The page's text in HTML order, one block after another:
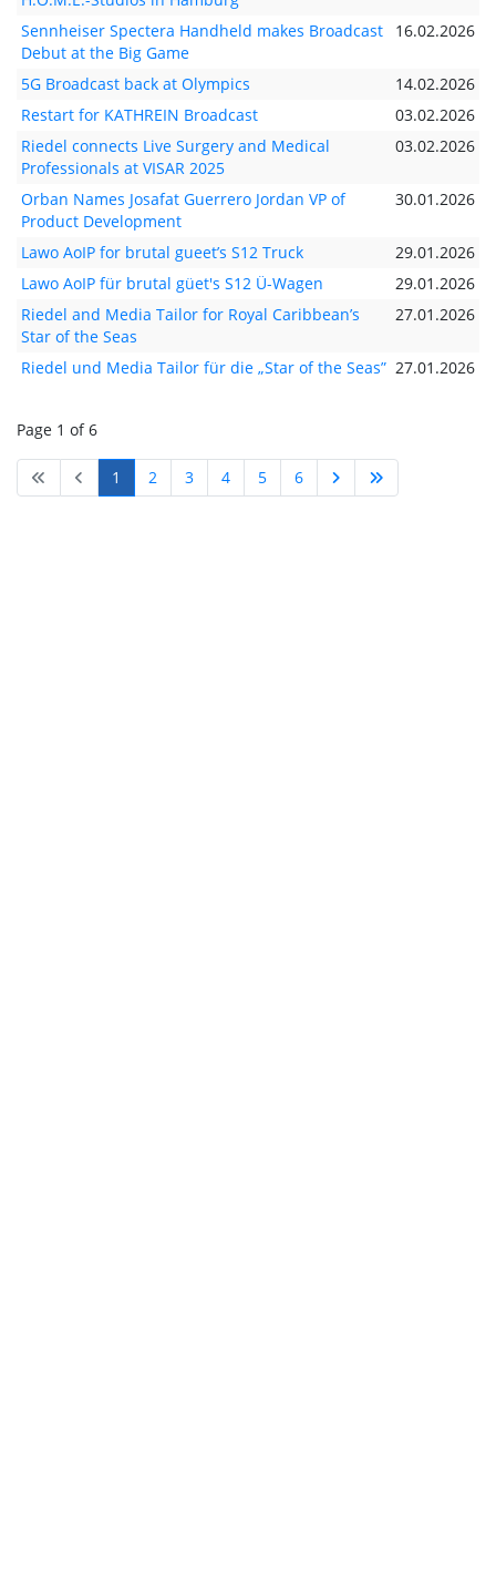
Sennheiser Spectera Handheld makes Broadcast
Debut at the Big Game
16.02.2026
5G Broadcast back at Olympics
14.02.2026
Restart for KATHREIN Broadcast
03.02.2026
Riedel connects Live Surgery and Medical
Professionals at VISAR 2025
03.02.2026
Orban Names Josafat Guerrero Jordan VP of
Product Development
30.01.2026
Lawo AoIP for brutal gueet’s S12 Truck
29.01.2026
Lawo AoIP für brutal güet's S12 Ü-Wagen
29.01.2026
Riedel and Media Tailor for Royal Caribbean’s
Star of the Seas
27.01.2026
Riedel und Media Tailor für die „Star of the Seas” 27.01.2026
Page 1 of 6
1 2 3 4 5 6